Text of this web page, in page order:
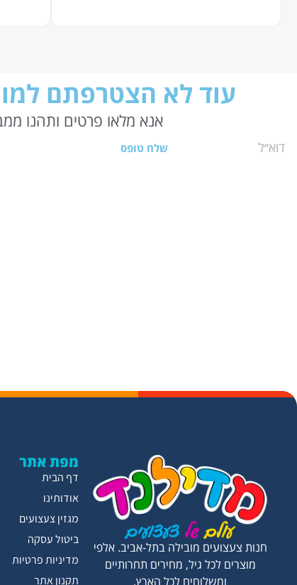
עוד לא הצטרפתם
אנא מלאו פרטים ותהנו
שלח טופס
מפת אתר
דף הבית
אודותינו
מגזין צעצועים
ביטול עסקה
מדיניות פרטיות
תקנון אתר
חנות צעצועים מובילה בתל-אביב. אלפי
מוצרים לכל גיל, מחירים תחרותיים
ומשלוחים לכל הארץ.